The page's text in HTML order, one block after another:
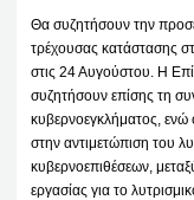
Θα συζητήσουν την
τρέχουσας κατάστασης
στις 24 Αυγούστου. Η
συζητήσουν επίσης τη
κυβερνοεγκλήματος, ενώ
στην αντιμετώπιση του
κυβερνοεπιθέσεων,
εργασίας για το